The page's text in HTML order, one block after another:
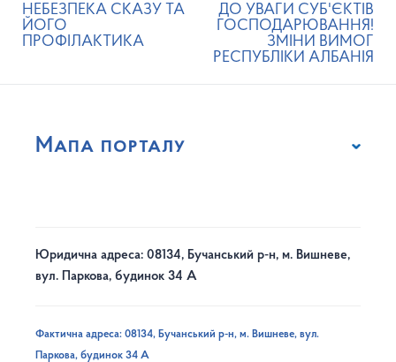
НЕБЕЗПЕКА СКАЗУ ТА
ЙОГО
ПРОФІЛАКТИКА
ДО УВАГИ СУБ'ЄКТІВ
ГОСПОДАРЮВАННЯ!
ЗМІНИ ВИМОГ
РЕСПУБЛІКИ АЛБАНІЯ
Мапа порталу
Юридична адреса: 08134, Бучанський р-н, м. Вишневе,
вул. Паркова, будинок 34 А
Фактична адреса: 08134, Бучанський р-н, м. Вишневе, вул.
Паркова, будинок 34 А